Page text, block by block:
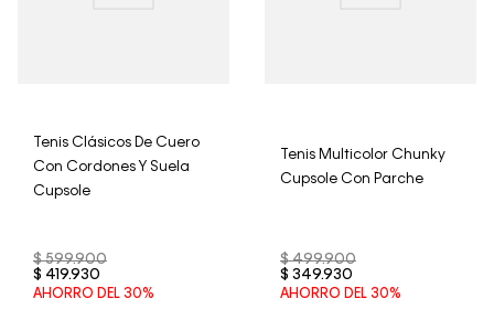
Tenis Clásicos De Cuero
Con Cordones Y Suela
Cupsole
$ 599.900
$ 419.930
AHORRO DEL 30%
Tenis Multicolor Chunky
Cupsole Con Parche
$ 499.900
$ 349.930
AHORRO DEL 30%